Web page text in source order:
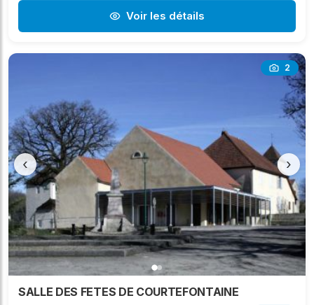
Voir les détails
2
‹ ›
SALLE DES FETES DE COURTEFONTAINE